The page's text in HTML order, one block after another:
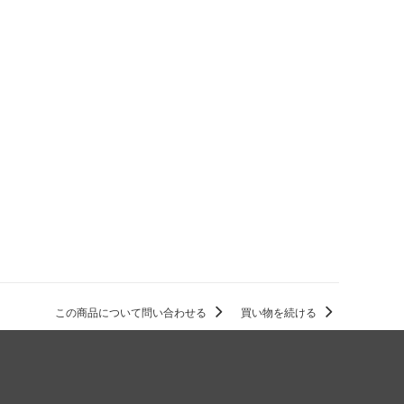
この商品について問い合わせる 買い物を続ける